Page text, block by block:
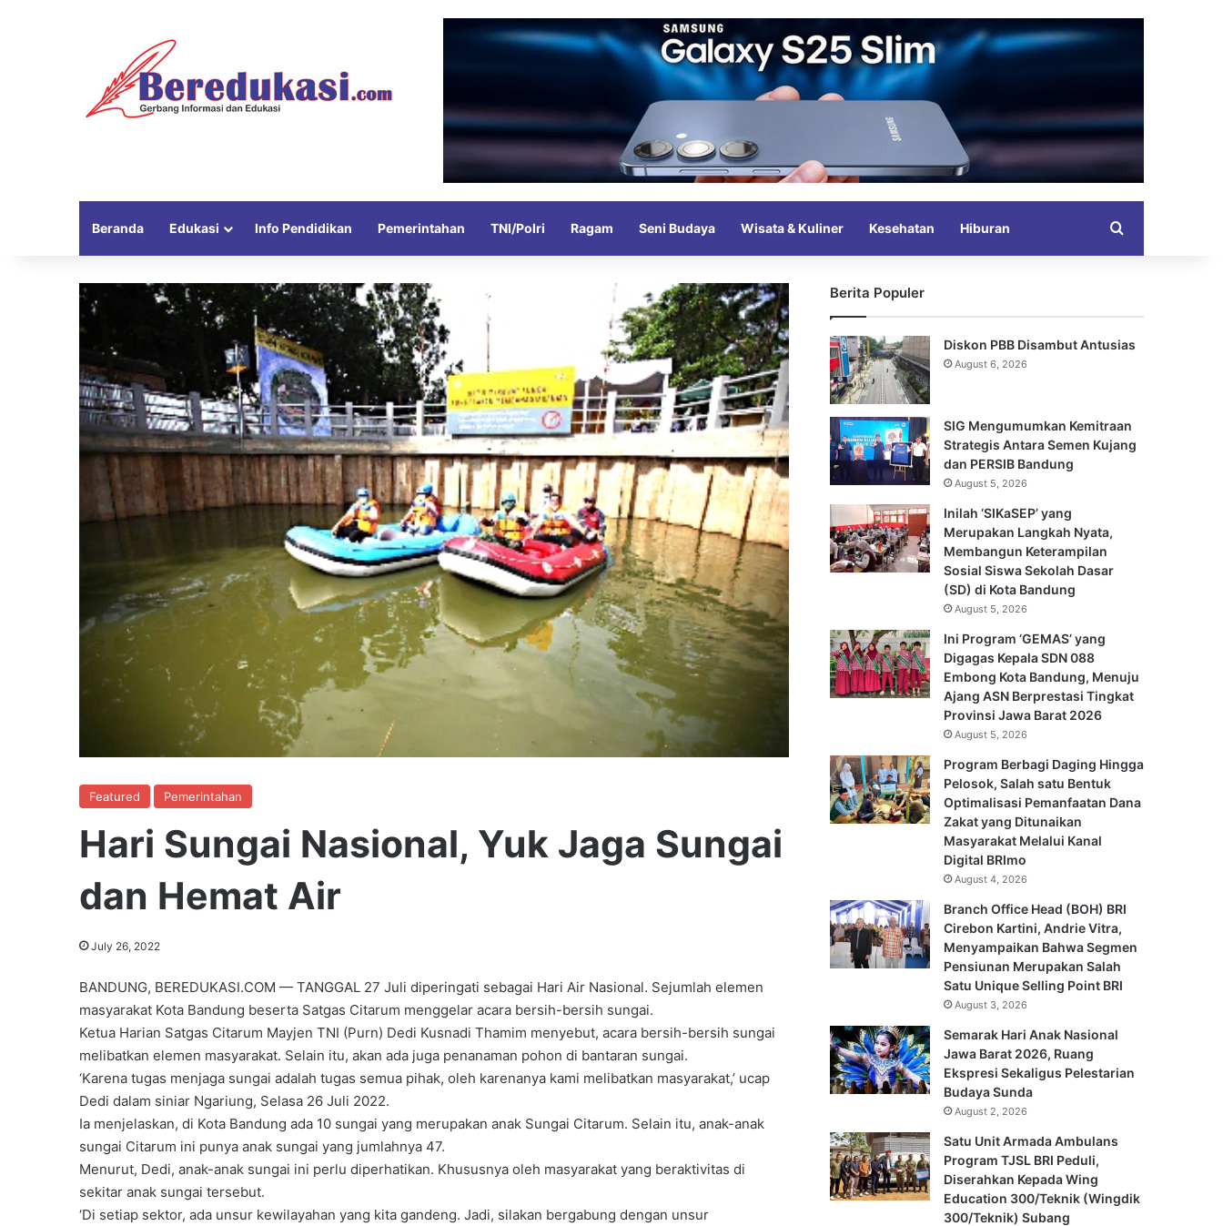
Beranda Edukasi Info Pendidikan Pemerintahan TNI/Polri Ragam Seni Budaya Wisata & Kuliner Kesehatan Hiburan
Featured Pemerintahan
Hari Sungai Nasional, Yuk Jaga Sungai
dan Hemat Air
July 26, 2022
BANDUNG, BEREDUKASI.COM — TANGGAL 27 Juli diperingati sebagai Hari Air Nasional. Sejumlah elemen
masyarakat Kota Bandung beserta Satgas Citarum menggelar acara bersih-bersih sungai.
Ketua Harian Satgas Citarum Mayjen TNI (Purn) Dedi Kusnadi Thamim menyebut, acara bersih-bersih sungai
melibatkan elemen masyarakat. Selain itu, akan ada juga penanaman pohon di bantaran sungai.
‘Karena tugas menjaga sungai adalah tugas semua pihak, oleh karenanya kami melibatkan masyarakat,’ ucap
Dedi dalam siniar Ngariung, Selasa 26 Juli 2022.
Ia menjelaskan, di Kota Bandung ada 10 sungai yang merupakan anak Sungai Citarum. Selain itu, anak-anak
sungai Citarum ini punya anak sungai yang jumlahnya 47.
Menurut, Dedi, anak-anak sungai ini perlu diperhatikan. Khususnya oleh masyarakat yang beraktivitas di
sekitar anak sungai tersebut.
‘Di setiap sektor, ada unsur kewilayahan yang kita gandeng. Jadi, silakan bergabung dengan unsur
Berita Populer
Diskon PBB Disambut Antusias
August 6, 2026
SIG Mengumumkan Kemitraan
Strategis Antara Semen Kujang
dan PERSIB Bandung
August 5, 2026
Inilah ‘SIKaSEP’ yang
Merupakan Langkah Nyata,
Membangun Keterampilan
Sosial Siswa Sekolah Dasar
(SD) di Kota Bandung
August 5, 2026
Ini Program ‘GEMAS’ yang
Digagas Kepala SDN 088
Embong Kota Bandung, Menuju
Ajang ASN Berprestasi Tingkat
Provinsi Jawa Barat 2026
August 5, 2026
Program Berbagi Daging Hingga
Pelosok, Salah satu Bentuk
Optimalisasi Pemanfaatan Dana
Zakat yang Ditunaikan
Masyarakat Melalui Kanal
Digital BRImo
August 4, 2026
Branch Office Head (BOH) BRI
Cirebon Kartini, Andrie Vitra,
Menyampaikan Bahwa Segmen
Pensiunan Merupakan Salah
Satu Unique Selling Point BRI
August 3, 2026
Semarak Hari Anak Nasional
Jawa Barat 2026, Ruang
Ekspresi Sekaligus Pelestarian
Budaya Sunda
August 2, 2026
Satu Unit Armada Ambulans
Program TJSL BRI Peduli,
Diserahkan Kepada Wing
Education 300/Teknik (Wingdik
300/Teknik) Subang